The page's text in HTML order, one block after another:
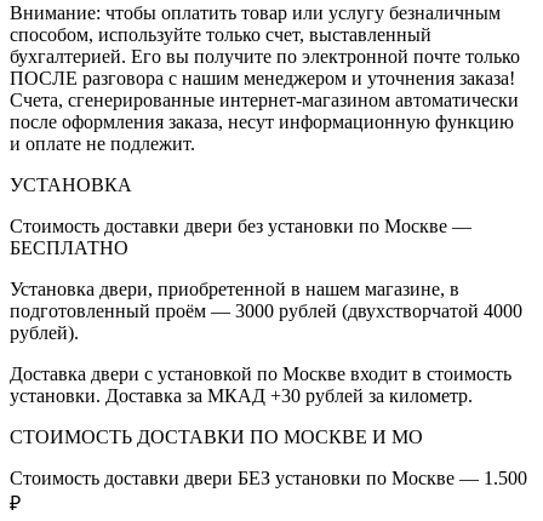
Внимание: чтобы оплатить товар или услугу безналичным
способом, используйте только счет, выставленный
бухгалтерией. Его вы получите по электронной почте только
ПОСЛЕ разговора с нашим менеджером и уточнения заказа!
Счета, сгенерированные интернет-магазином автоматически
после оформления заказа, несут информационную функцию
и оплате не подлежит.
УСТАНОВКА
Стоимость доставки двери без установки по Москве —
БЕСПЛАТНО
Установка двери, приобретенной в нашем магазине, в
подготовленный проём — 3000 рублей (двухстворчатой 4000
рублей).
Доставка двери с установкой по Москве входит в стоимость
установки. Доставка за МКАД +30 рублей за километр.
СТОИМОСТЬ ДОСТАВКИ ПО МОСКВЕ И МО
Стоимость доставки двери БЕЗ установки по Москве — 1.500
₽